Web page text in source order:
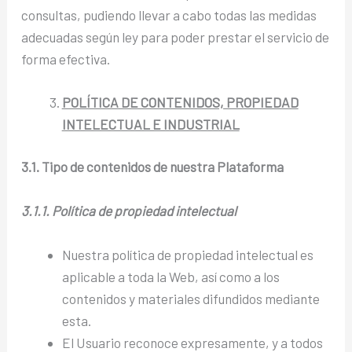
consultas, pudiendo llevar a cabo todas las medidas
adecuadas según ley para poder prestar el servicio de
forma efectiva.
POLÍTICA DE CONTENIDOS, PROPIEDAD
INTELECTUAL E INDUSTRIAL
3.1. Tipo de contenidos de nuestra Plataforma
3.1.1. Política de propiedad intelectual
Nuestra política de propiedad intelectual es
aplicable a toda la Web, así como a los
contenidos y materiales difundidos mediante
esta.
El Usuario reconoce expresamente, y a todos